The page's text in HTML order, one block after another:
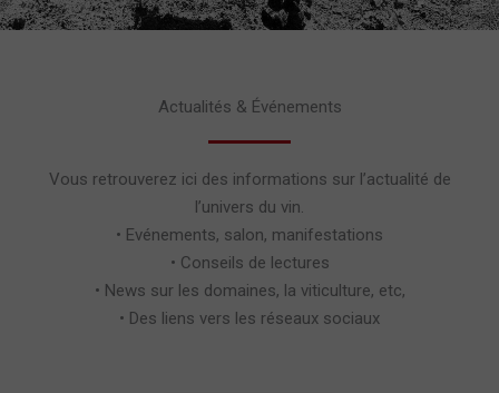
Actualités & Événements
Vous retrouverez ici des informations sur l’actualité de
l’univers du vin.
• Evénements, salon, manifestations
• Conseils de lectures
• News sur les domaines, la viticulture, etc,
• Des liens vers les réseaux sociaux